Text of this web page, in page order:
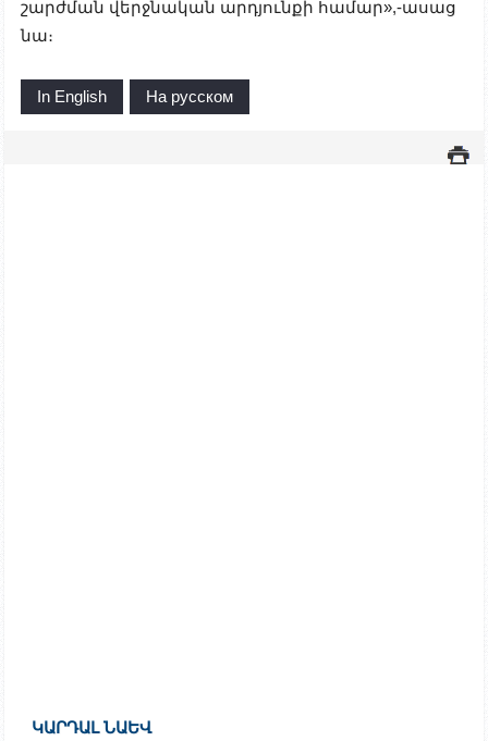
շարժման վերջնական արդյունքի համար»,-ասաց
նա։
In English На русском
ԿԱՐԴԱԼ ՆԱԵՎ